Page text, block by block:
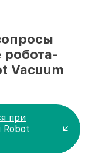
робота-
Vacuum
при
Robot